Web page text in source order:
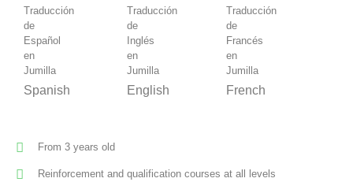
Spanish English French
From 3 years old
Reinforcement and qualification courses at all levels